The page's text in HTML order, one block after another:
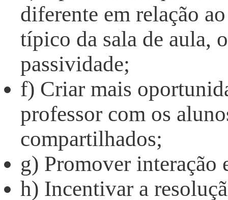
diferente em relação
típico da sala de aula,
passividade;
f) Criar mais
professor com os
compartilhados;
g) Promover interação
h) Incentivar a